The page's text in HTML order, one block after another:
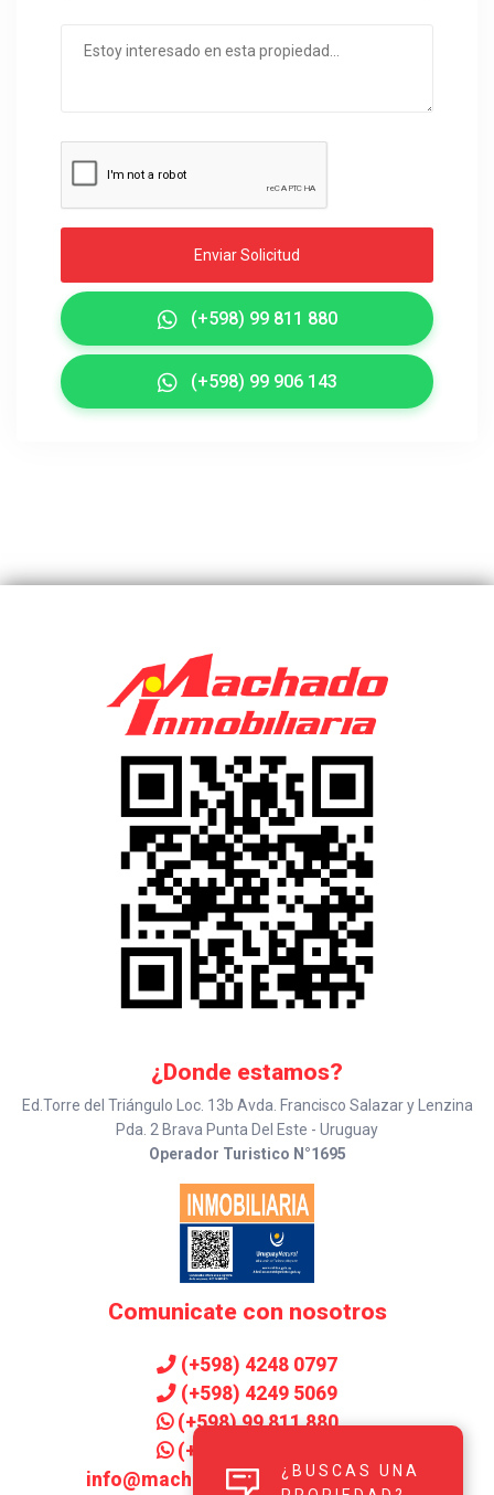
Enviar Solicitud
(+598) 99 811 880
(+598) 99 906 143
¿Donde estamos?
Ed.Torre del Triángulo Loc. 13b Avda. Francisco Salazar y Lenzina
Pda. 2 Brava Punta Del Este - Uruguay
Operador Turistico N°1695
Comunicate con nosotros
(+598) 4248 0797
(+598) 4249 5069
(+598) 99 811 880
(+598) 99 906 143
info@machadoinmobiliaria.com.uy
¿BUSCAS UNA